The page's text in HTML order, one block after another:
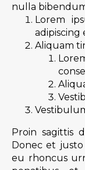
nulla
Lorem
adipiscing
Aliquam
Proin sagittis
Donec et justo
eu rhoncus